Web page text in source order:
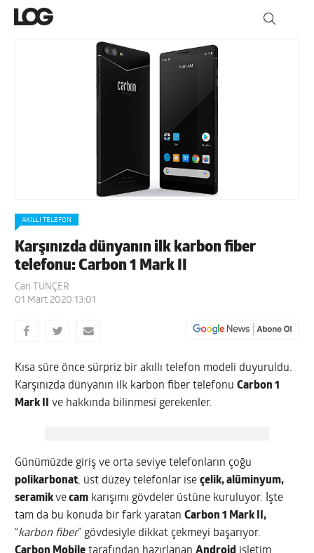
AKILLI TELEFON
Karşınızda dünyanın ilk karbon fiber
telefonu: Carbon 1 Mark II
Can TUNÇER
01 Mart 2020 13:01
Kısa süre önce sürpriz bir akıllı telefon modeli duyuruldu.
Karşınızda dünyanın ilk karbon fiber telefonuCarbon 1
Mark II
ve hakkında bilinmesi gerekenler.
Günümüzde giriş ve orta seviye telefonların çoğu
polikarbonat, üst düzey telefonlar iseçelik, alüminyum,
seramikvecam karışımı gövdeler üstüne kuruluyor. İşte
tam da bu konuda bir fark yaratanCarbon 1 Mark II,
“karbon fiber” gövdesiyle dikkat çekmeyi başarıyor.